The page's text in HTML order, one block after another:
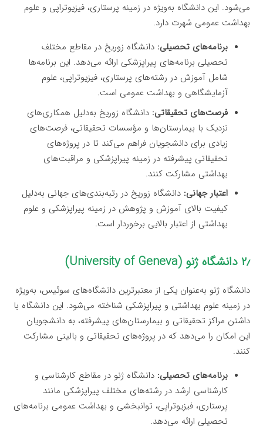
می‌شود. این دانشگاه به‌ویژه در زمینه پرستاری، فیزیوتراپی و علوم
بهداشت عمومی شهرت دارد.
برنامه‌های تحصیلی: دانشگاه زوریخ در مقاطع مختلف
تحصیلی برنامه‌های پیراپزشکی ارائه می‌دهد. این برنامه‌ها
شامل آموزش در رشته‌های پرستاری، فیزیوتراپی، علوم
آزمایشگاهی و بهداشت عمومی است.
فرصت‌های تحقیقاتی: دانشگاه زوریخ به‌دلیل همکاری‌های
نزدیک با بیمارستان‌ها و مؤسسات تحقیقاتی، فرصت‌های
زیادی برای دانشجویان فراهم می‌کند تا در پروژه‌های
تحقیقاتی پیشرفته در زمینه پیراپزشکی و مراقبت‌های
بهداشتی مشارکت کنند.
اعتبار جهانی: دانشگاه زوریخ در رتبه‌بندی‌های جهانی به‌دلیل
کیفیت بالای آموزش و پژوهش در زمینه پیراپزشکی و علوم
بهداشتی از اعتبار بالایی برخوردار است.
۲٫ دانشگاه ژنو (University of Geneva)
دانشگاه ژنو به‌عنوان یکی از معتبرترین دانشگاه‌های سوئیس، به‌ویژه
در زمینه علوم بهداشتی و پیراپزشکی شناخته می‌شود. این دانشگاه با
داشتن مراکز تحقیقاتی و بیمارستان‌های پیشرفته، به دانشجویان
این امکان را می‌دهد که در پروژه‌های تحقیقاتی و بالینی مشارکت
کنند.
برنامه‌های تحصیلی: دانشگاه ژنو در مقاطع کارشناسی و
کارشناسی ارشد در رشته‌های مختلف پیراپزشکی مانند
پرستاری، فیزیوتراپی، توانبخشی و بهداشت عمومی برنامه‌های
تحصیلی ارائه می‌دهد.